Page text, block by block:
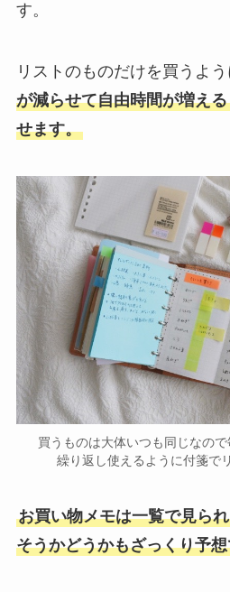
す。
リストのものだけを買うよ
が減らせて自由時間が増え
せます。
買うものは大体いつも同じなので
繰り返し使えるように付箋で
お買い物メモは一覧で見ら
そうかどうかもざっくり予